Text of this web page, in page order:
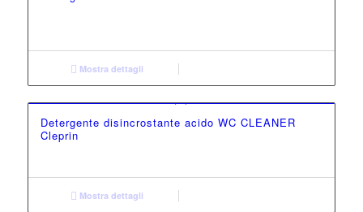
Mostra dettagli
Detergente disincrostante acido WC CLEANER
Cleprin
Mostra dettagli